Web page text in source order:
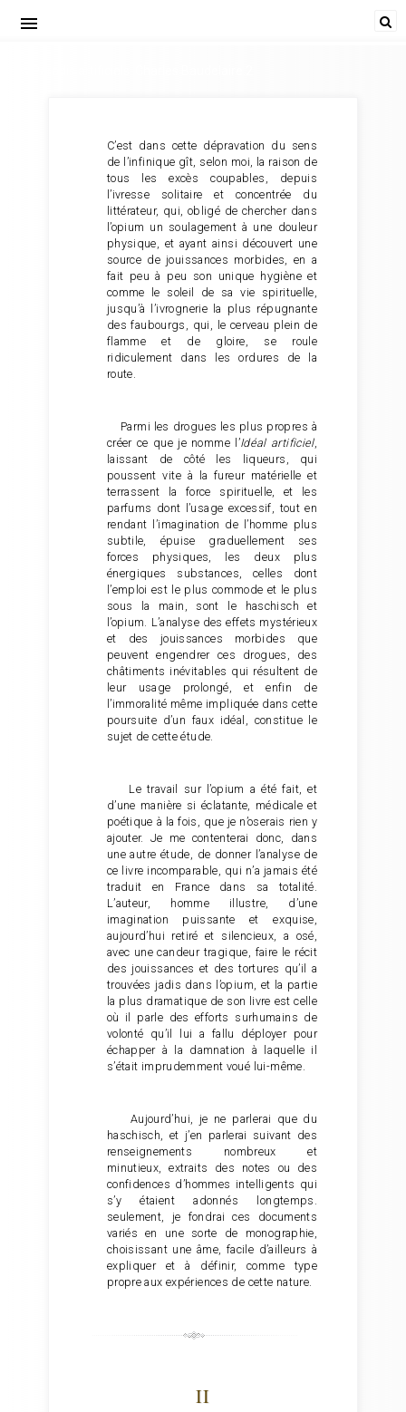
menu
C’est dans cette dépravation du sens
de l’infinique gît, selon moi, la raison de
tous les excès coupables, depuis
l’ivresse solitaire et concentrée du
littérateur, qui, obligé de chercher dans
l’opium un soulagement à une douleur
physique, et ayant ainsi découvert une
source de jouissances morbides, en a
fait peu à peu son unique hygiène et
comme le soleil de sa vie spirituelle,
jusqu’à l’ivrognerie la plus répugnante
des faubourgs, qui, le cerveau plein de
flamme et de gloire, se roule
ridiculement dans les ordures de la
route.
Parmi les drogues les plus propres à
créer ce que je nomme l’Idéal artificiel,
laissant de côté les liqueurs, qui
poussent vite à la fureur matérielle et
terrassent la force spirituelle, et les
parfums dont l’usage excessif, tout en
rendant l’imagination de l’homme plus
subtile, épuise graduellement ses
forces physiques, les deux plus
énergiques substances, celles dont
l’emploi est le plus commode et le plus
sous la main, sont le haschisch et
l’opium. L’analyse des effets mystérieux
et des jouissances morbides que
peuvent engendrer ces drogues, des
châtiments inévitables qui résultent de
leur usage prolongé, et enfin de
l’immoralité même impliquée dans cette
poursuite d’un faux idéal, constitue le
sujet de cette étude.
Le travail sur l’opium a été fait, et
d’une manière si éclatante, médicale et
poétique à la fois, que je n’oserais rien y
ajouter. Je me contenterai donc, dans
une autre étude, de donner l’analyse de
ce livre incomparable, qui n’a jamais été
traduit en France dans sa totalité.
L’auteur, homme illustre, d’une
imagination puissante et exquise,
aujourd’hui retiré et silencieux, a osé,
avec une candeur tragique, faire le récit
des jouissances et des tortures qu’il a
trouvées jadis dans l’opium, et la partie
la plus dramatique de son livre est celle
où il parle des efforts surhumains de
volonté qu’il lui a fallu déployer pour
échapper à la damnation à laquelle il
s’était imprudemment voué lui-même.
Aujourd’hui, je ne parlerai que du
haschisch, et j’en parlerai suivant des
renseignements nombreux et
minutieux, extraits des notes ou des
confidences d’hommes intelligents qui
s’y étaient adonnés longtemps.
seulement, je fondrai ces documents
variés en une sorte de monographie,
choisissant une âme, facile d’ailleurs à
expliquer et à définir, comme type
propre aux expériences de cette nature.
II